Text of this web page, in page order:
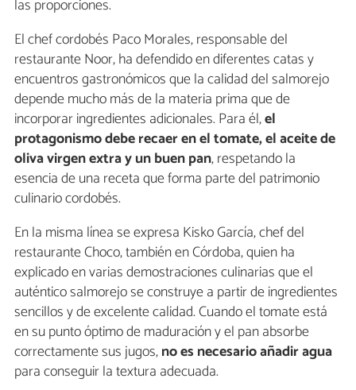
las proporciones.
El chef cordobés Paco Morales, responsable del
restaurante Noor, ha defendido en diferentes catas y
encuentros gastronómicos que la calidad del salmorejo
depende mucho más de la materia prima que de
incorporar ingredientes adicionales. Para él,el
protagonismo debe recaer en el tomate, el aceite de
oliva virgen extra y un buen pan, respetando la
esencia de una receta que forma parte del patrimonio
culinario cordobés.
En la misma línea se expresa Kisko García, chef del
restaurante Choco, también en Córdoba, quien ha
explicado en varias demostraciones culinarias que el
auténtico salmorejo se construye a partir de ingredientes
sencillos y de excelente calidad. Cuando el tomate está
en su punto óptimo de maduración y el pan absorbe
correctamente sus jugos,no es necesario añadir agua
para conseguir la textura adecuada.